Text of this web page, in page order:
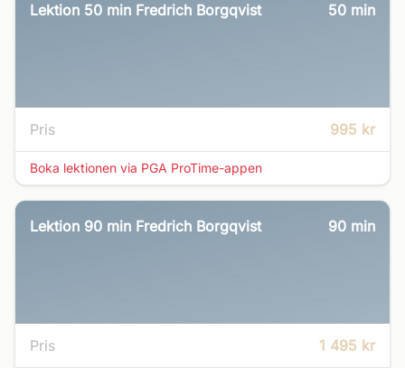
Lektion 50 min Fredrich Borgqvist 50 min
Pris 995 kr
Boka lektionen via PGA ProTime-appen
Lektion 90 min Fredrich Borgqvist 90 min
Pris 1 495 kr